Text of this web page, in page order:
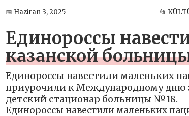
📅 Haziran 3, 2025 📂
Единороссы
казанской
Единороссы навестили маленьких
приурочили к Международному
детский стационар больницы №18.
Единороссы навестили маленьких